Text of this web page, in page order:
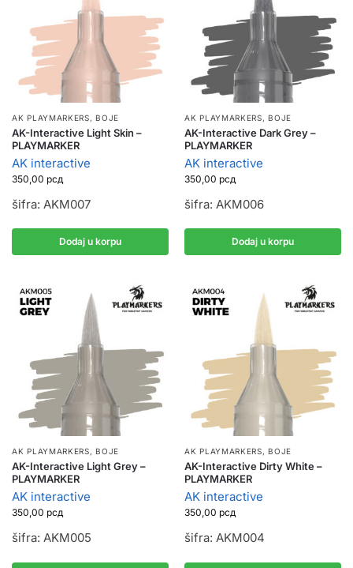
AK PLAYMARKERS,BOJE
AK-Interactive Light Skin –
PLAYMARKER
AK interactive
350,00 рсд
šifra: AKM007
Dodaj u korpu
AK PLAYMARKERS,BOJE
AK-Interactive Dark Grey –
PLAYMARKER
AK interactive
350,00 рсд
šifra: AKM006
Dodaj u korpu
AK PLAYMARKERS,BOJE
AK-Interactive Light Grey –
PLAYMARKER
AK interactive
350,00 рсд
šifra: AKM005
AK PLAYMARKERS,BOJE
AK-Interactive Dirty White –
PLAYMARKER
AK interactive
350,00 рсд
šifra: AKM004